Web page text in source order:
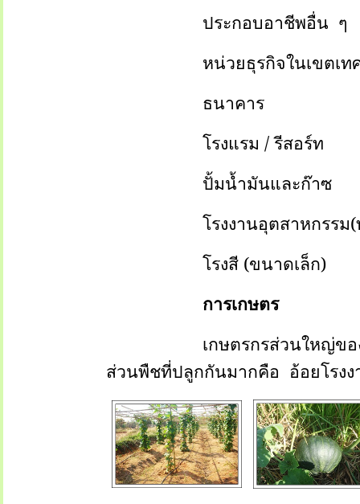
ประกอบอาชีพอื่น ๆ
หน่วยธุรกิจในเขตเท
ธนาคาร
โรงแรม /รีสอร์ท
ปั้มน้ำมันและก๊าซ
โรงงานอุตสาหกรรม(
โรงสี (ขนาดเล็ก)
การเกษตร
เกษตรกรส่วนใหญ่ข
ส่วนพืชที่ปลูกกันมากคือ อ้อยโรง